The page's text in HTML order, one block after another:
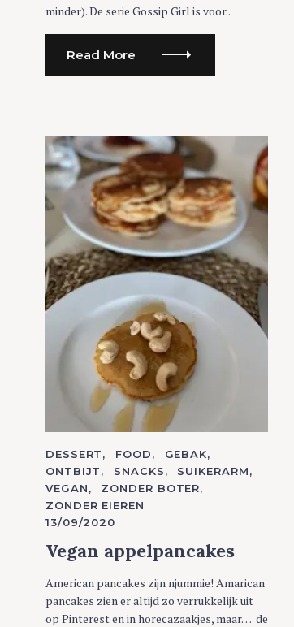
minder). De serie Gossip Girl is voor..
Read More
C
A
T
E
G
O
R
E
S
DESSERT FOOD
GEBAK
ONTBIJT
SNACKS
SUIKERARM
VEGAN
ZONDER BOTER
ZONDER EIEREN
13/09/2020
Vegan appelpancakes
American pancakes zijn njummie! Amarican
pancakes zien er altijd zo verrukkelijk uit
op Pinterest en in horecazaakjes, maar… de